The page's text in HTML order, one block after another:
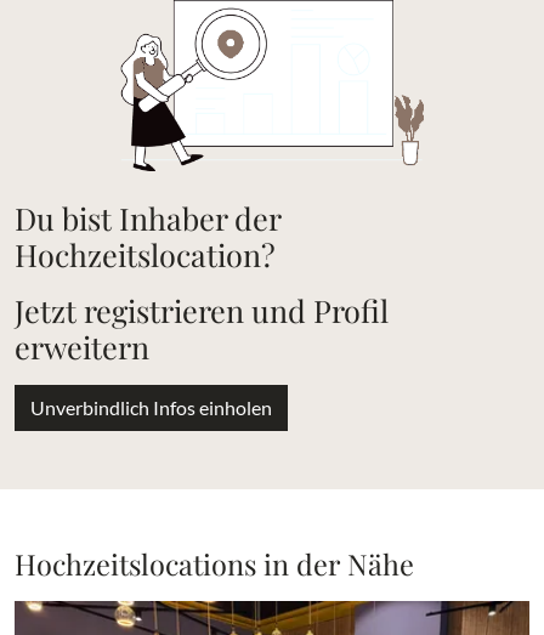
Du bist Inhaber der
Hochzeitslocation?
Jetzt registrieren und Profil
erweitern
Unverbindlich Infos einholen
Hochzeitslocations in der Nähe